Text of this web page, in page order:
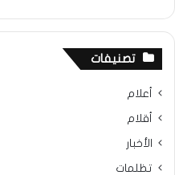
تصنيفات
أعلام
أقلام
الأخبار
تظلمات